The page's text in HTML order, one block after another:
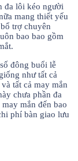
đa lôi kéo người
mang thiết yếu
trợ chuyên
bao bao gồm
đông buổi lễ
như tất cả
tất cả may mắn
chưa phần đa
mắn đến bao
phí bàn giao lưu